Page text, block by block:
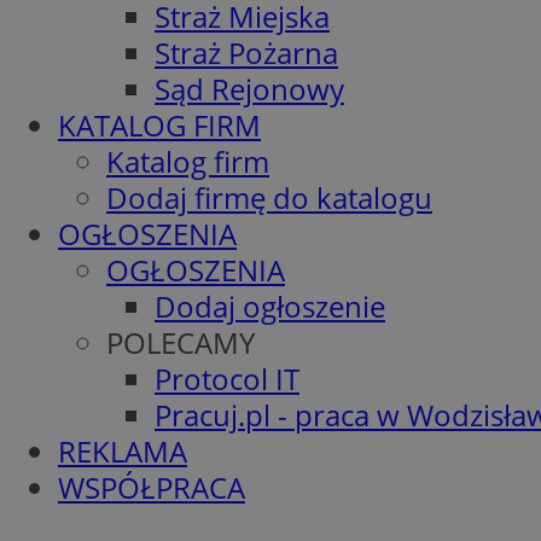
Straż Miejska
Straż Pożarna
Sąd Rejonowy
KATALOG FIRM
Katalog firm
Dodaj firmę do katalogu
OGŁOSZENIA
OGŁOSZENIA
Dodaj ogłoszenie
POLECAMY
Protocol IT
Pracuj.pl - praca w
REKLAMA
WSPÓŁPRACA